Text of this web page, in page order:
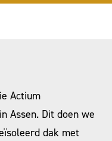
Actium
Assen. Dit doen we
dak met